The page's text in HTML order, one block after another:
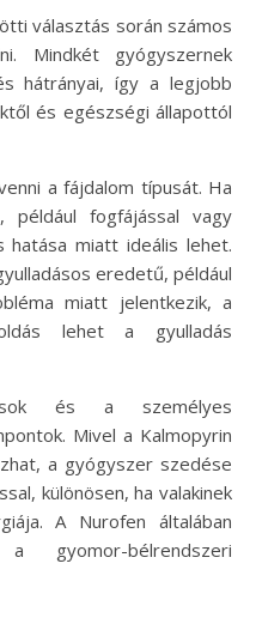
választás során számos
Mindkét gyógyszernek
hátrányai, így a legjobb
és egészségi állapottól
a fájdalom típusát. Ha
például fogfájással vagy
hatása miatt ideális lehet.
eredetű, például
miatt jelentkezik, a
lehet a gyulladás
és a személyes
Mivel a Kalmopyrin
a gyógyszer szedése
különösen, ha valakinek
A Nurofen általában
bélrendszeri